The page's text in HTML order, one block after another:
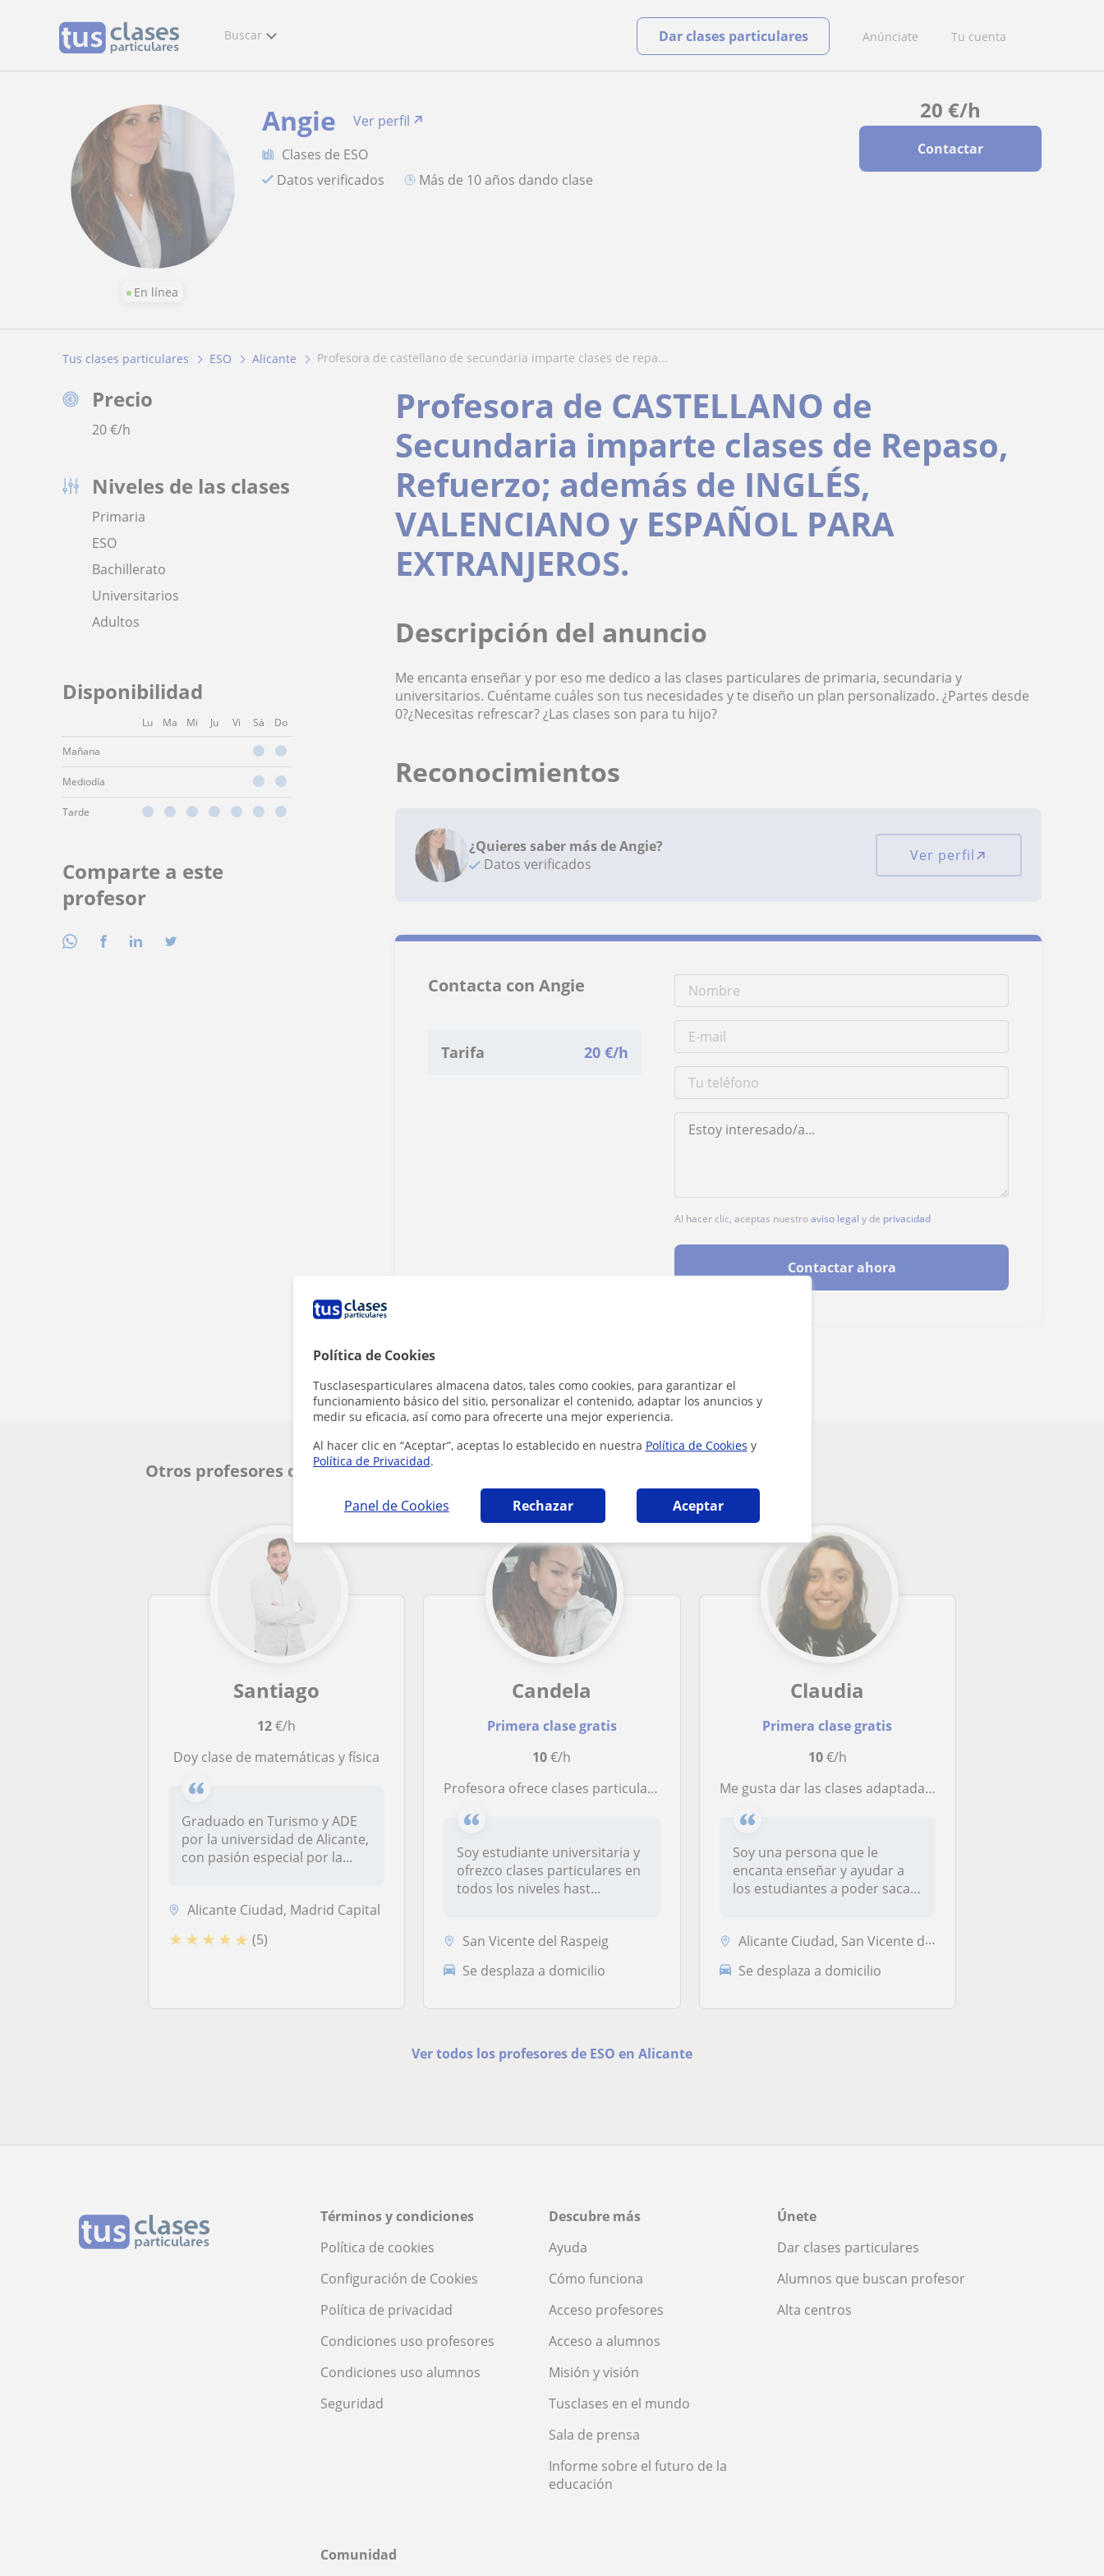
Política de Cookies
Tusclasesparticulares almacena datos, tales como cookies, para garantizar el
funcionamiento básico del sitio, personalizar el contenido, adaptar los anuncios y
medir su eficacia, así como para ofrecerte una mejor experiencia.
Al hacer clic en “Aceptar”, aceptas lo establecido en nuestra Política de Cookies y
Política de Privacidad.
Panel de Cookies Rechazar Aceptar
Buscar Anúnciate Tu cuenta
Dar clases particulares
En línea
20 €/h
Contactar
Angie
Ver perfil
Clases de ESO
Datos verificados
más de 10 años dando clase
Tus clases particulares ESO Alicante profesora de castellano de secundaria imparte clases de repa...
Precio
20€/h
Niveles de las clases
Primaria
ESO
Bachillerato
Universitarios
Adultos
Disponibilidad
Lu Ma Mi Ju Vi Sá Do
Mañana
Mediodía
Tarde
Comparte a este
profesor
Profesora de CASTELLANO de
Secundaria imparte clases de Repaso,
Refuerzo; además de INGLÉS,
VALENCIANO y ESPAÑOL PARA
EXTRANJEROS.
Descripción del anuncio
Me encanta enseñar y por eso me dedico a las clases particulares de primaria, secundaria y
universitarios. Cuéntame cuáles son tus necesidades y te diseño un plan personalizado. ¿Partes desde
0?¿Necesitas refrescar? ¿Las clases son para tu hijo?
Reconocimientos
¿Quieres saber más de Angie?
Datos verificados
Ver perfil
Contacta con Angie
Tarifa 20 €/h
Al hacer clic, aceptas nuestroaviso legal y de privacidad
Contactar ahora
¿Hay algún error en este perfil?
Otros profesores de ESO en Alicante que pueden interesarte
Santiago
12€/h
Doy clase de matemáticas y física
Graduado en Turismo y ADE
por la universidad de Alicante,
con pasión especial por la...
Alicante Ciudad, Madrid Capital
★ ★ ★ ★ ★ (5)
Candela
Primera clase gratis
10€/h
Profesora ofrece clases particulares en todas las materias en los niveles de Primaria, Eso y Bachillerato
Soy estudiante universitaria y
ofrezco clases particulares en
todos los niveles hast...
San Vicente del Raspeig
Se desplaza a domicilio
Claudia
Primera clase gratis
10€/h
Me gusta dar las clases adaptadas a los diversos alumnos.
Soy una persona que le
encanta enseñar y ayudar a
los estudiantes a poder sacar
Alicante Ciudad, San Vicente del Raspeig
Se desplaza a domicilio
Ver todos los profesores de ESO en Alicante
Términos y condiciones
Política de cookies
Configuración de Cookies
Política de privacidad
Condiciones uso profesores
Condiciones uso alumnos
Seguridad
Descubre más
Ayuda
Cómo funciona
Acceso profesores
Acceso a alumnos
Misión y visión
Tusclases en el mundo
Sala de prensa
Informe sobre el futuro de la
educación
Únete
Dar clases particulares
Alumnos que buscan profesor
Alta centros
Comunidad